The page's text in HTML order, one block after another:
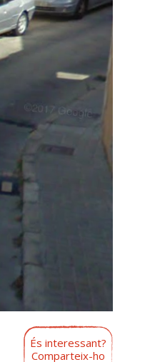
És interessant?
Comparteix-ho